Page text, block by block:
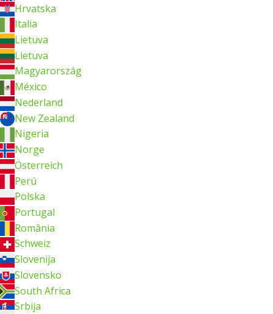
Hrvatska
Italia
Lietuva
Lietuva
Magyarország
México
Nederland
New Zealand
Nigeria
Norge
Österreich
Perú
Polska
Portugal
România
Schweiz
Slovenija
Slovensko
South Africa
Srbija